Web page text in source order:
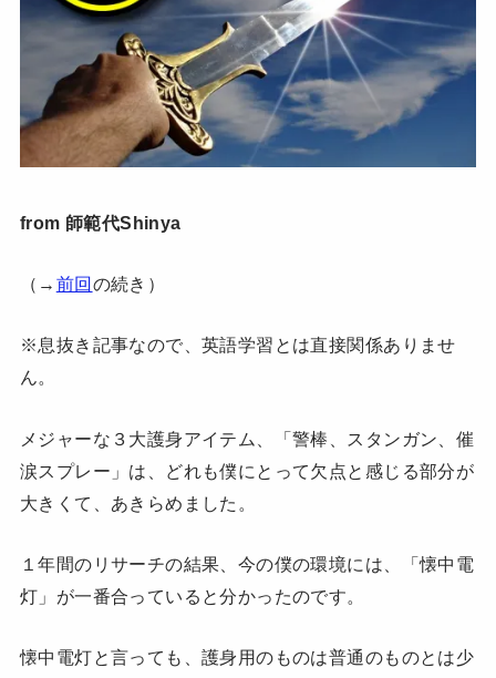
from 師範代Shinya
（→ 前回の続き）
※息抜き記事なので、英語学習とは直接関係ありませ
ん。
メジャーな３大護身アイテム、「警棒、スタンガン、催
涙スプレー」は、どれも僕にとって欠点と感じる部分が
大きくて、あきらめました。
１年間のリサーチの結果、今の僕の環境には、「懐中電
灯」が一番合っていると分かったのです。
懐中電灯と言っても、護身用のものは普通のものとは少